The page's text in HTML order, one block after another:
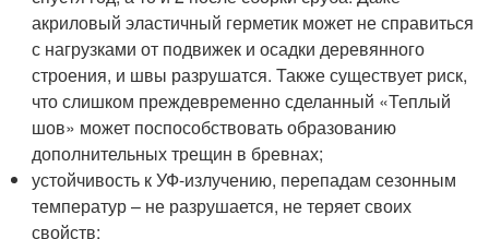
акриловый эластичный герметик может не справиться
с нагрузками от подвижек и осадки деревянного
строения, и швы разрушатся. Также существует риск,
что слишком преждевременно сделанный «Теплый
шов» может поспособствовать образованию
дополнительных трещин в бревнах;
устойчивость к УФ-излучению, перепадам сезонным
температур – не разрушается, не теряет своих
свойств;